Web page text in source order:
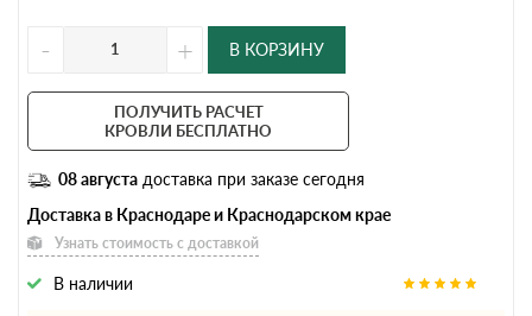
- + В КОРЗИНУ
ПОЛУЧИТЬ РАСЧЕТ
КРОВЛИ БЕСПЛАТНО
08 августа доставка при заказе сегодня
Доставка в Краснодаре и Краснодарском крае
Узнать стоимость с доставкой
В наличии